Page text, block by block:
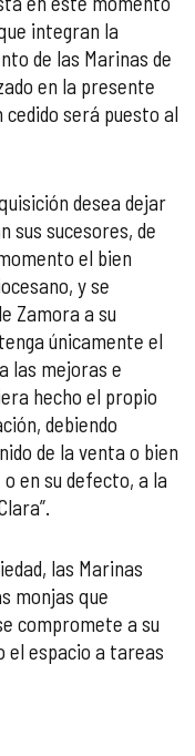
integran la
de las Marinas de
en la presente
será puesto al
desea dejar
sus sucesores, de
el bien
y se
Zamora a su
únicamente el
las mejoras e
hecho el propio
debiendo
de la venta o bien
en su defecto, a la
las Marinas
monjas que
compromete a su
el espacio a tareas